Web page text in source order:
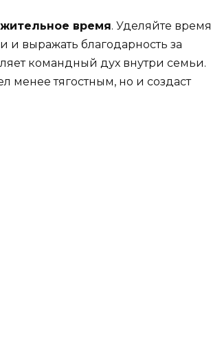
время. Уделяйте время
и выражать благодарность за
командный дух внутри семьи.
менее тягостным, но и создаст